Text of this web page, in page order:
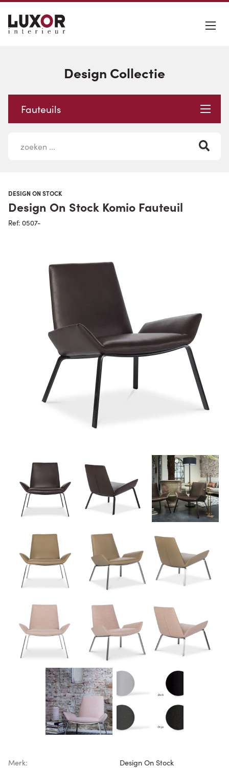
Design Collectie
Fauteuils
DESIGN ON STOCK
Design On Stock Komio Fauteuil
Ref: 0507-
Merk: Design On Stock